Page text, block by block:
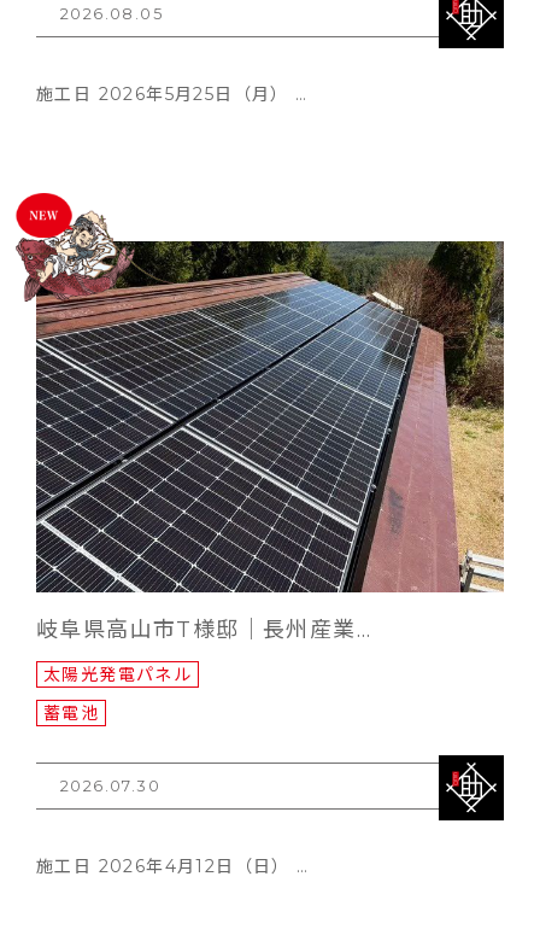
2026.08.05
施工日 2026年5月25日（月） …
岐阜県高山市T様邸｜長州産業…
太陽光発電パネル
蓄電池
2026.07.30
施工日 2026年4月12日（日） …